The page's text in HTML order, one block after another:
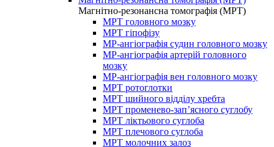
Магнітно-резонансна томографія (МРТ)
МРТ головного мозку
МРТ гіпофізу
МР-ангіографія судин головного мозку
МР-ангіографія артерій головного
мозку
МР-ангіографія вен головного мозку
МРТ ротоглотки
МРТ шийного відділу хребта
МРТ променево-зап’ясного суглобу
МРТ ліктьового суглоба
МРТ плечового суглоба
МРТ молочних залоз